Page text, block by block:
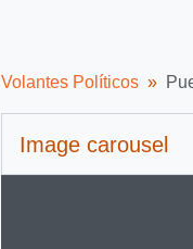
Volantes Políticos
Image carousel
Changing the